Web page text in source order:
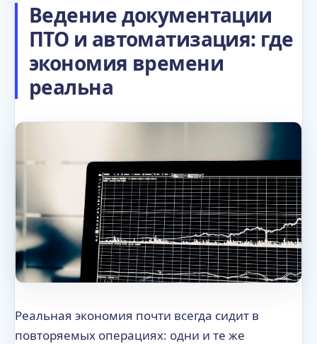
Ведение документации
ПТО и автоматизация: где
экономия времени
реальна
Реальная экономия почти всегда сидит в
повторяемых операциях: одни и те же